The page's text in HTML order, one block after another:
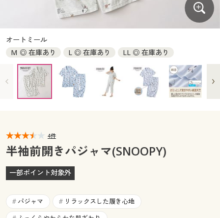
大きいサイズ メンズ
大きいサイズ 事務・制服
カタログ・チラシからのご注文
デジタルカタログ
カタログ無料プレゼント
マイページ
閲覧履歴
お気に入り
大きいサイズ 事務・制服
カタログ・チラシからのご注文
カタログ無料プレゼント
会員メニュー
閲覧履歴
ご利用ガイド
オートミール
M ◎ 在庫あり
L ◎ 在庫あり LL ◎ 在庫あり
4件
半袖前開きパジャマ(SNOOPY)
一部ポイント対象外
# パジャマ # リラックスした履き心地